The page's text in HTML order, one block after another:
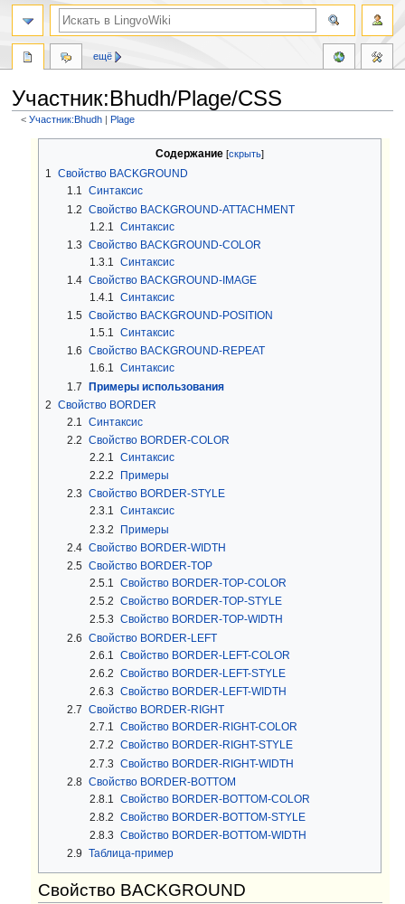
Участник:Bhudh/Plage/CSS
<Участник:Bhudh ‎ |Plage
навигации
поиску
Содержание
1 Свойство BACKGROUND
1.1 Синтаксис
1.2 Свойство BACKGROUND-ATTACHMENT
1.2.1
Синтаксис
1.3 Свойство BACKGROUND-COLOR
1.3.1
Синтаксис
1.4 Свойство BACKGROUND-IMAGE
1.4.1 Синтаксис
1.5 Свойство BACKGROUND-POSITION
1.5.1 Синтаксис
1.6 Свойство BACKGROUND-REPEAT
1.6.1 Синтаксис
1.7 Примеры использования
2 Свойство BORDER
2.1
Синтаксис
2.2 Свойство BORDER-COLOR
2.2.1 Синтаксис
2.2.2
Примеры
2.3 Свойство BORDER-STYLE
2.3.1 Синтаксис
2.3.2
Примеры
2.4 Свойство BORDER-WIDTH
2.5 Свойство BORDER-TOP
2.5.1 Свойство BORDER-TOP-COLOR
2.5.2 Свойство BORDER-TOP-STYLE
2.5.3 Свойство BORDER-TOP-WIDTH
2.6 Свойство BORDER-LEFT
2.6.1
Свойство BORDER-LEFT-COLOR
2.6.2 Свойство BORDER-LEFT-STYLE
2.6.3 Свойство BORDER-LEFT-WIDTH
2.7 Свойство BORDER-RIGHT
2.7.1 Свойство BORDER-RIGHT-COLOR
2.7.2 Свойство BORDER-RIGHT-STYLE
2.7.3 Свойство BORDER-RIGHT-WIDTH
2.8 Свойство BORDER-BOTTOM
2.8.1 Свойство BORDER-BOTTOM-COLOR
2.8.2 Свойство BORDER-BOTTOM-STYLE
2.8.3 Свойство BORDER-BOTTOM-WIDTH
2.9 Таблица-пример
Свойство BACKGROUND
ещё